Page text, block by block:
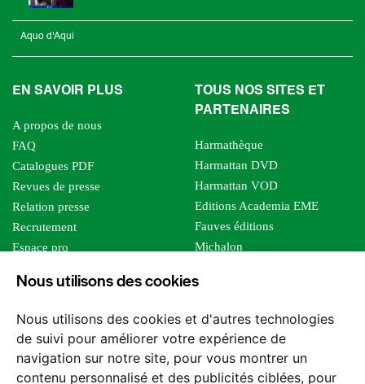
Nous utilisons des cookies
Nous utilisons des cookies et d'autres technologies
de suivi pour améliorer votre expérience de
navigation sur notre site, pour vous montrer un
contenu personnalisé et des publicités ciblées, pour
Aquo d'Aqui
EN SAVOIR PLUS
A propos de nous
FAQ
Catalogues PDF
Revues de presse
Relation presse
Recrutement
Espace pro
Foreign rights
TOUS NOS SITES ET
PARTENAIRES
Harmathèque
Harmattan DVD
Harmattan VOD
Editions Academia EME
Fauves éditions
Michalon
Editions Sutton
Les impliqués
Tous les éditeurs